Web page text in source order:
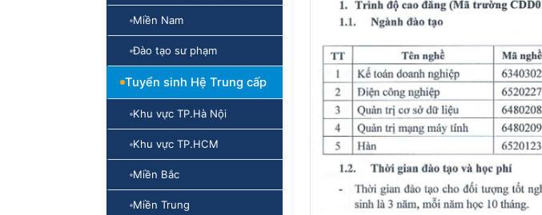
Miền Nam
Đào tạo sư phạm
Tuyển sinh Hệ Trung cấp
Khu vực TP.Hà Nội
Khu vực TP.HCM
Miền Bắc
Miền Trung